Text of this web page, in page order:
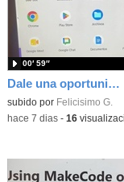
Dale una oportunidad a los Chromebooks y utiliza un proyector para realizar talleres si no tienes pantallas táctiles
Contenido educativo.
subido por Felicisimo G.
00′ 59″
-hace 7 dias- 16